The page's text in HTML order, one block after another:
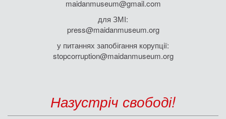
maidanmuseum@gmail.com
для ЗМІ:
press@maidanmuseum.org
у питаннях запобігання корупції:
stopcorruption@maidanmuseum.org
Назустріч свободі!